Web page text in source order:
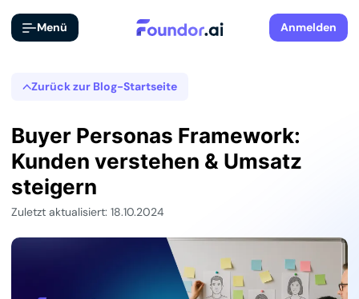
Menü Anmelden
Zurück zur Blog-Startseite
Buyer Personas Framework:
Kunden verstehen & Umsatz
steigern
Zuletzt aktualisiert: 18.10.2024